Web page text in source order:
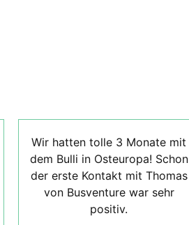
Wir hatten tolle 3 Monate mit
dem Bulli in Osteuropa! Schon
der erste Kontakt mit Thomas
von Busventure war sehr
positiv.